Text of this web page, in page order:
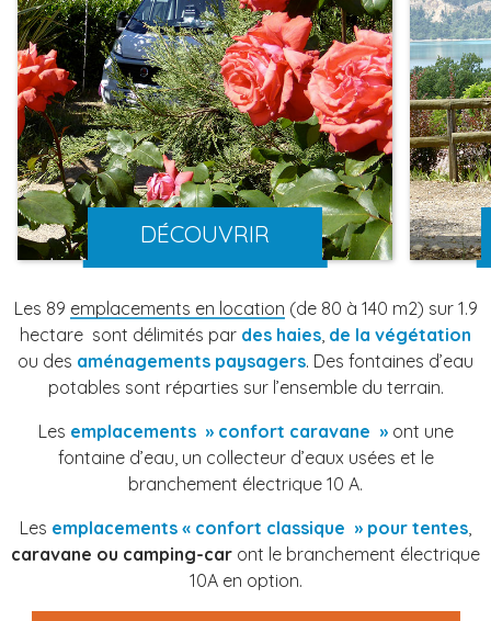
DÉCOUVRIR
Les 89 emplacements en location (de 80 à 140 m2) sur 1.9
hectare sont délimités par des haies, de la végétation
ou des aménagements paysagers. Des fontaines d’eau
potables sont réparties sur l’ensemble du terrain.
Les emplacements » confort caravane » ont une
fontaine d’eau, un collecteur d’eaux usées et le
branchement électrique 10 A.
Les emplacements « confort classique » pour tentes,
caravane ou camping-car ont le branchement électrique
10A en option.